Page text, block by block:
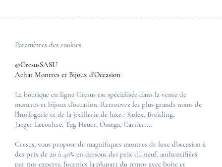
Paramètres des cookies
©CresusSASU
Achat Montres et Bijoux d'Occasion
La boutique en ligne Cresus est spécialisée dans la vente de
montres et bijoux d'occasion. Retrouvez les plus grands noms de
l'horlogerie et de la joaillerie de luxe : Rolex, Breitling,
Jaeger Lecoultre, Tag Heuer, Omega, Cartier....
Cresus, vous propose de magnifiques montres de luxe d'occasion à
des prix de 20 à 40% en dessous des prix du neuf, authentifiées
par nos experts, fournies la plupart du temps avec boîte et